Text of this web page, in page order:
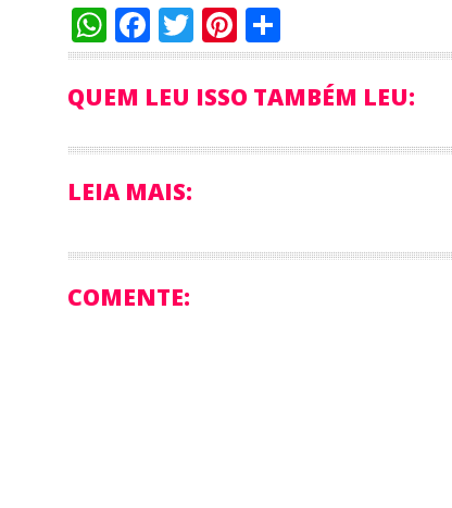
WhatsApp
Facebook
TwitterPinterest
QUEM LEU ISSO TAMBÉM LEU:
LEIA MAIS:
COMENTE: